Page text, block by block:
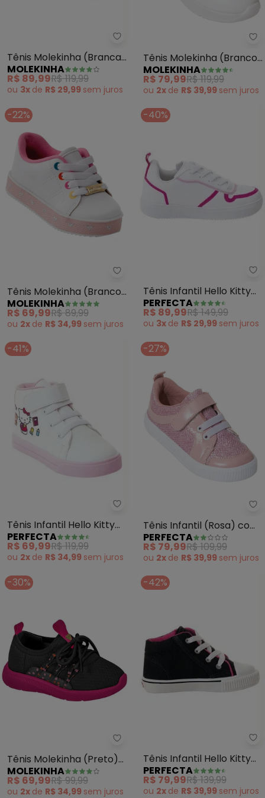
Molekinha - Tênis Molekinha
Tênis Molekinha (Branca)
em Sintético
MOLEKINHA
R$ 89,99R$ 119,99
ou 3x de R$ 29,99 sem juros
Tênis Molekinha (Branco)
em Verniz
MOLEKINHA
R$ 79,99R$ 119,99
ou 2x de R$ 39,99 sem juros
-22%
Molekinha - Tênis Molekinha
Tênis Molekinha (Branco)
em Sintético
MOLEKINHA
R$ 69,99R$ 89,99
ou 2x de R$ 34,99 sem juros
-40%
Tênis Infantil Hello Kitty
(Branco) em Sintético
PERFECTA
R$ 89,99R$ 149,99
ou 3x de R$ 29,99 sem juros
-41%
Perfecta - Tênis Infantil Hello
Tênis Infantil Hello Kitty
(Branco) com Cano
Médio
PERFECTA
R$ 69,99R$ 119,99
ou 2x de R$ 34,99 sem juros
-27%
Tênis Infantil (Rosa) com
Velcro
PERFECTA
R$ 79,99R$ 109,99
ou 2x de R$ 39,99 sem juros
-30%
Molekinha - Tênis Molekinha
Tênis Molekinha (Preto)
em Tecido
MOLEKINHA
R$ 69,99R$ 99,99
ou 2x de R$ 34,99 sem juros
-42%
Tênis Infantil Hello Kitty
(Preto) em Tecido
PERFECTA
R$ 79,99R$ 139,99
ou 2x de R$ 39,99 sem juros